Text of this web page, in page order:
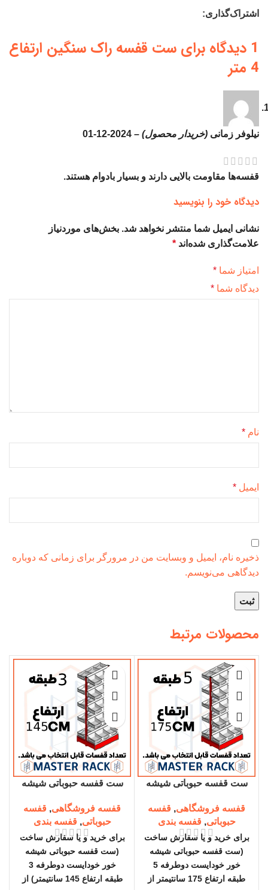
اشتراک‌گذاری:
1 دیدگاه برای
ست قفسه راک سنگین ارتفاع
4 متر
نیلوفر زمانی (خریدار محصول) –
2024-12-01
قفسه‌ها مقاومت بالایی دارند و بسیار بادوام هستند.
دیدگاه خود را بنویسید
نشانی ایمیل شما منتشر نخواهد شد. بخش‌های موردنیاز
علامت‌گذاری شده‌اند *
امتیاز شما *
دیدگاه شما *
نام *
ایمیل *
ذخیره نام، ایمیل و وبسایت من در مرورگر برای زمانی که دوباره
دیدگاهی می‌نویسم.
محصولات مرتبط
ست قفسه حبوباتی شیشه
طبقه ارتفاع 175 سانتیمتر
قفسه فروشگاهی, قفسه
حبوباتی,قفسه بندی
برای خرید و یا سفارش ساخت
(ست قفسه حبوباتی شیشه
خور خودایست دوطرفه 5
طبقه ارتفاع 175 سانتیمتر از
ست قفسه حبوباتی شیشه
طبقه ارتفاع 145 سانتیمتر
قفسه فروشگاهی, قفسه
حبوباتی,قفسه بندی
برای خرید و یا سفارش ساخت
(ست قفسه حبوباتی شیشه
خور خودایست دوطرفه 3
طبقه ارتفاع 145 سانتیمتر) از